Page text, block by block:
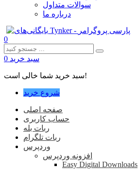
سوالات متداول
درباره ما
0
سبد خرید 0
سبد خرید شما خالی است!
شروع خرید
صفحه اصلی
حساب کاربری
ربات بله
ربات تلگرام
وردپرس
افزونه وردپرس
Easy Digital Downloads